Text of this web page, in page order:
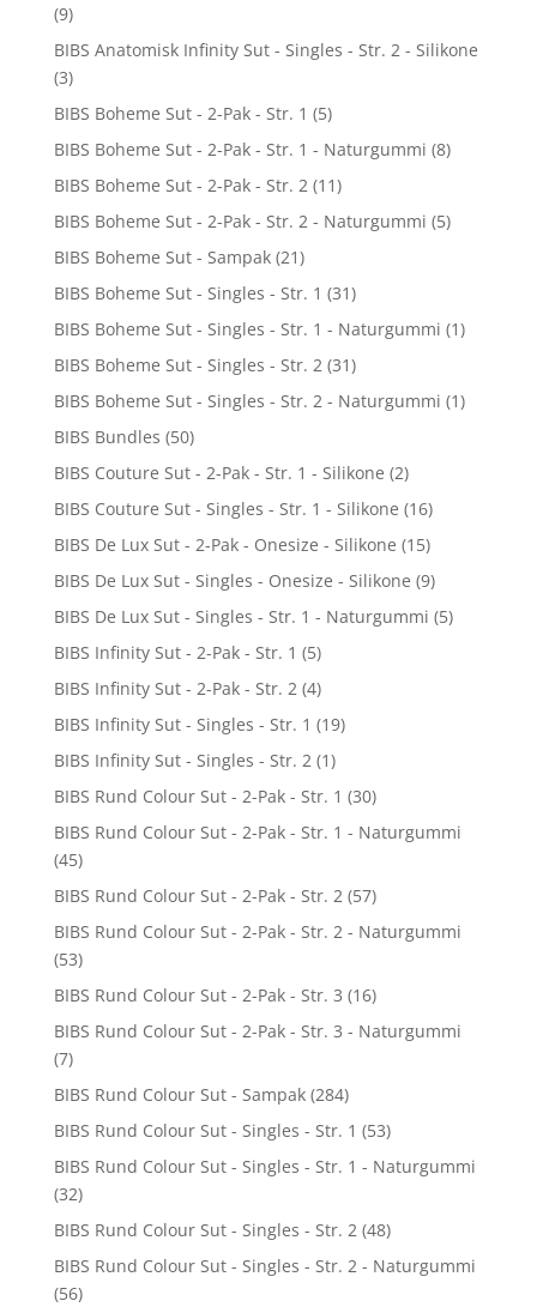
(9)
BIBS Anatomisk Infinity Sut - Singles - Str. 2 - Silikone
(3)
BIBS Boheme Sut - 2-Pak - Str. 1 (5)
BIBS Boheme Sut - 2-Pak - Str. 1 - Naturgummi (8)
BIBS Boheme Sut - 2-Pak - Str. 2 (11)
BIBS Boheme Sut - 2-Pak - Str. 2 - Naturgummi (5)
BIBS Boheme Sut - Sampak (21)
BIBS Boheme Sut - Singles - Str. 1 (31)
BIBS Boheme Sut - Singles - Str. 1 - Naturgummi (1)
BIBS Boheme Sut - Singles - Str. 2 (31)
BIBS Boheme Sut - Singles - Str. 2 - Naturgummi (1)
BIBS Bundles (50)
BIBS Couture Sut - 2-Pak - Str. 1 - Silikone (2)
BIBS Couture Sut - Singles - Str. 1 - Silikone (16)
BIBS De Lux Sut - 2-Pak - Onesize - Silikone (15)
BIBS De Lux Sut - Singles - Onesize - Silikone (9)
BIBS De Lux Sut - Singles - Str. 1 - Naturgummi (5)
BIBS Infinity Sut - 2-Pak - Str. 1 (5)
BIBS Infinity Sut - 2-Pak - Str. 2 (4)
BIBS Infinity Sut - Singles - Str. 1 (19)
BIBS Infinity Sut - Singles - Str. 2 (1)
BIBS Rund Colour Sut - 2-Pak - Str. 1 (30)
BIBS Rund Colour Sut - 2-Pak - Str. 1 - Naturgummi
(45)
BIBS Rund Colour Sut - 2-Pak - Str. 2 (57)
BIBS Rund Colour Sut - 2-Pak - Str. 2 - Naturgummi
(53)
BIBS Rund Colour Sut - 2-Pak - Str. 3 (16)
BIBS Rund Colour Sut - 2-Pak - Str. 3 - Naturgummi
(7)
BIBS Rund Colour Sut - Sampak (284)
BIBS Rund Colour Sut - Singles - Str. 1 (53)
BIBS Rund Colour Sut - Singles - Str. 1 - Naturgummi
(32)
BIBS Rund Colour Sut - Singles - Str. 2 (48)
BIBS Rund Colour Sut - Singles - Str. 2 - Naturgummi
(56)